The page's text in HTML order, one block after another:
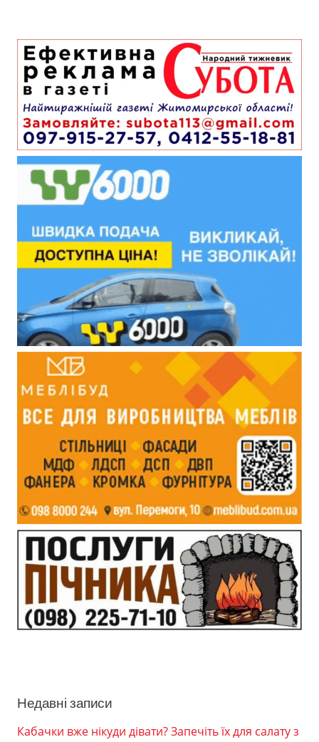
Недавні записи
Кабачки вже нікуди дівати? Запечіть їх для салату з